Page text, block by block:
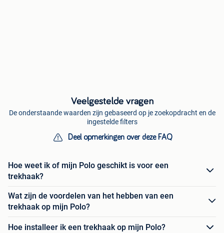
Veelgestelde vragen
De onderstaande waarden zijn gebaseerd op je zoekopdracht en de
ingestelde filters
Deel opmerkingen over deze FAQ
Hoe weet ik of mijn Polo geschikt is voor een
trekhaak?
Wat zijn de voordelen van het hebben van een
trekhaak op mijn Polo?
Hoe installeer ik een trekhaak op mijn Polo?